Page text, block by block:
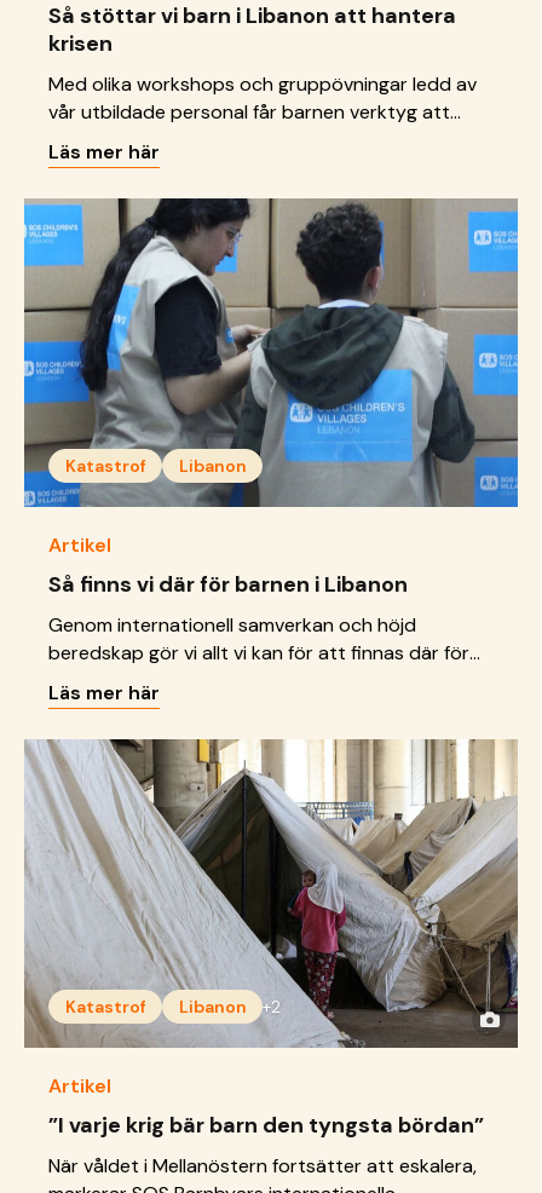
Så stöttar vi barn i Libanon att hantera
krisen
Med olika workshops och gruppövningar ledd av
vår utbildade personal får barnen verktyg att
förstå och hantera sina känslor.
Läs mer här
Katastrof Libanon
Artikel
Så finns vi där för barnen i Libanon
Genom internationell samverkan och höjd
beredskap gör vi allt vi kan för att finnas där för
barn vars trygghet och liv just nu riskeras av ett
krig.
Läs mer här
Katastrof Libanon +2
Artikel
”I varje krig bär barn den tyngsta bördan”
När våldet i Mellanöstern fortsätter att eskalera,